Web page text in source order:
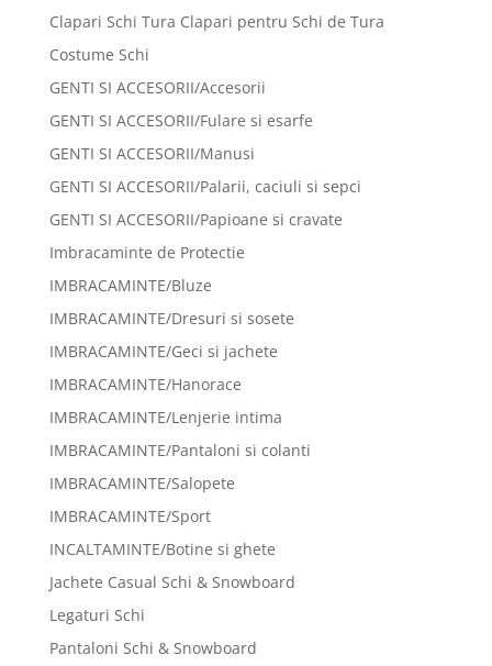
Clapari Schi Tura Clapari pentru Schi de Tura
Costume Schi
GENTI SI ACCESORII/Accesorii
GENTI SI ACCESORII/Fulare si esarfe
GENTI SI ACCESORII/Manusi
GENTI SI ACCESORII/Palarii, caciuli si sepci
GENTI SI ACCESORII/Papioane si cravate
Imbracaminte de Protectie
IMBRACAMINTE/Bluze
IMBRACAMINTE/Dresuri si sosete
IMBRACAMINTE/Geci si jachete
IMBRACAMINTE/Hanorace
IMBRACAMINTE/Lenjerie intima
IMBRACAMINTE/Pantaloni si colanti
IMBRACAMINTE/Salopete
IMBRACAMINTE/Sport
INCALTAMINTE/Botine si ghete
Jachete Casual Schi & Snowboard
Legaturi Schi
Pantaloni Schi & Snowboard